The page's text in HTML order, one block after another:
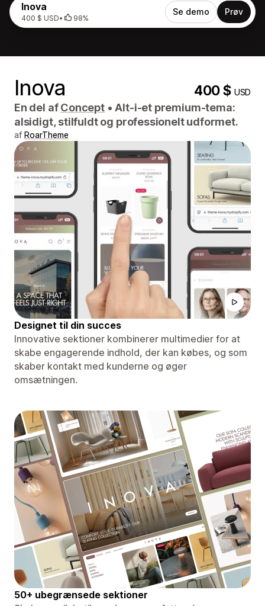
Inova
400 $ USD• 98%
Se demo Prøv
Inova 400 $USD
En del afConcept • Alt-i-et premium-tema:
alsidigt, stilfuldt og professionelt udformet.
af RoarTheme
Designet til din succes
Innovative sektioner kombinerer multimedier for at
skabe engagerende indhold, der kan købes, og som
skaber kontakt med kunderne og øger
omsætningen.
50+ ubegrænsede sektioner